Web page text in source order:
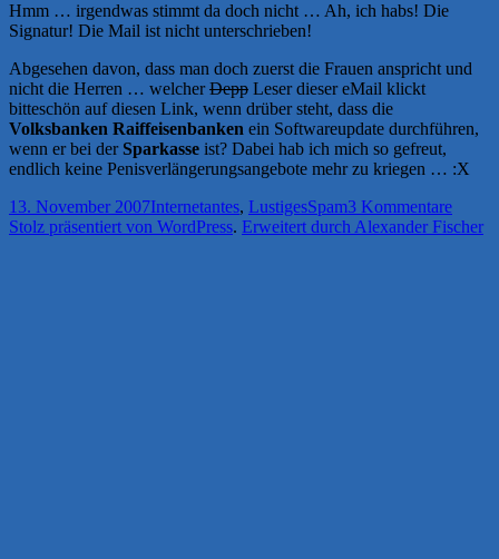
Hmm … irgendwas stimmt da doch nicht … Ah, ich habs! Die
Signatur! Die Mail ist nicht unterschrieben!
Abgesehen davon, dass man doch zuerst die Frauen anspricht und
nicht die Herren … welcherDepp Leser dieser eMail klickt
bitteschön auf diesen Link, wenn drüber steht, dass die
Volksbanken Raiffeisenbanken ein Softwareupdate durchführen,
wenn er bei derSparkasse ist? Dabei hab ich mich so gefreut,
endlich keine Penisverlängerungsangebote mehr zu kriegen … :X
Veröffentlicht
am
13. November 2007Kategorien
Internetantes, LustigesSchlagwörter
Spam3 Kommentarezu
Stolz präsentiert von WordPress. Erweitert durch Alexander Fischer